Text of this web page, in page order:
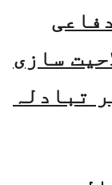
سازی
تبادلہ